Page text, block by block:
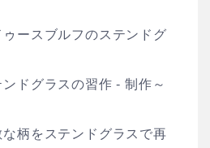
ースブルフのステンドグ
ドグラスの習作 - 制作～
柄をステンドグラスで再